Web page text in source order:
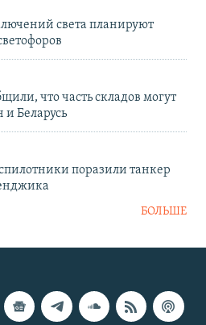
света планируют
что часть складов могут
и Беларусь
поразили танкер
БОЛЬШЕ